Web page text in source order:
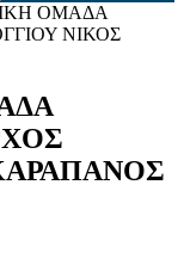
ΟΜΑΔΑ
ΝΙΚΟΣ